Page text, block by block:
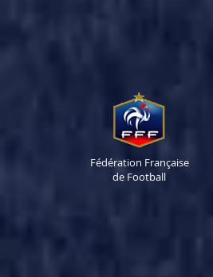
Fédération Française
de Football